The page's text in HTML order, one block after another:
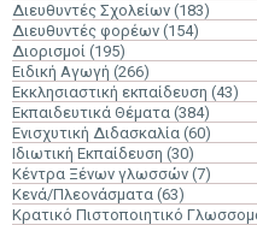
Διευθυντές Σχολείων (183)
Διευθυντές φορέων (154)
Διορισμοί (195)
Ειδική Αγωγή (266)
Εκκλησιαστική εκπαίδευση (43)
Εκπαιδευτικά Θέματα (384)
Ενισχυτική Διδασκαλία (60)
Ιδιωτική Εκπαίδευση (30)
Κέντρα Ξένων γλωσσών (7)
Κενά/Πλεονάσματα (63)
Κρατικό Πιστοποιητικό